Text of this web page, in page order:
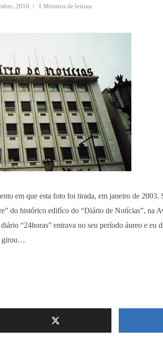
2010 1 Minutos de leitura
em que esta foto foi tirada, em janeiro de 2003.
do histórico edifíco do “Diário de Notícias”, na
“24horas” entrava no seu período áureo e eu
girou…